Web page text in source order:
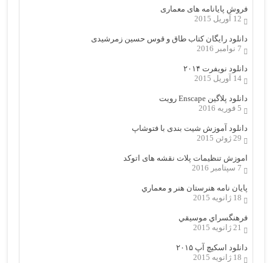
فروش پایانامه های معماری
12 آوریل 2015
دانلود رایگان کتاب طاق و قوس حسین زمرشیدی
7 نوامبر 2016
دانلود نویفرت ۲۰۱۴
14 آوریل 2015
دانلود پلاگین Enscape رویت
5 فوریه 2016
دانلود آموزش شیت بندی با فتوشاپ
29 ژوئن 2015
اموزش تنظیمات پلات نقشه های اتوکد
7 سپتامبر 2016
پایان نامه هنرستان هنر و معماري
18 ژانویه 2015
فرهنگسراي موسيقي
21 ژانویه 2015
دانلود اسکیچ آپ ۲۰۱۵
18 ژانویه 2015